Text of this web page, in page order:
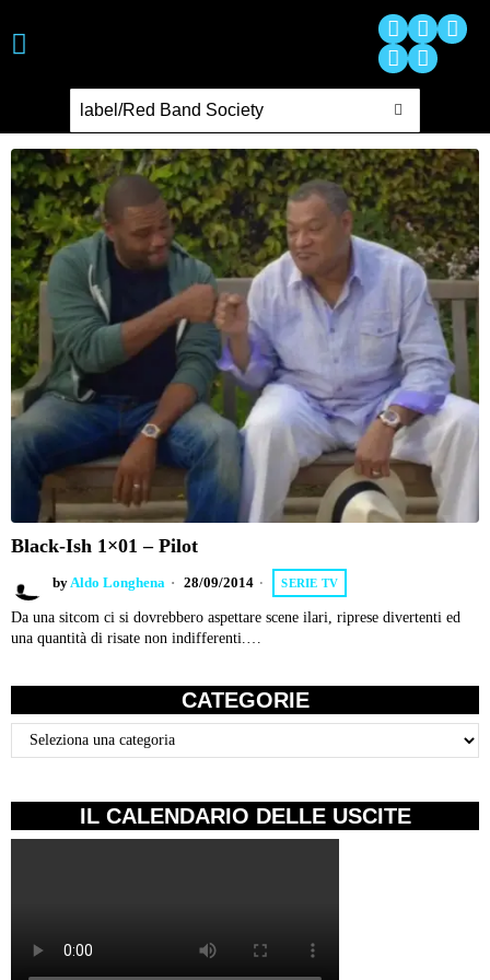
Black-Ish 1×01 – Pilot
byAldo Longhena 28/09/2014 SERIE TV
Da una sitcom ci si dovrebbero aspettare scene ilari, riprese divertenti ed
una quantità di risate non indifferenti.…
CATEGORIE
Categorie
IL CALENDARIO DELLE USCITE